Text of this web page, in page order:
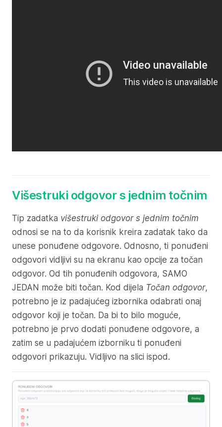
Višestruki odgovor s jednim točnim
Tip zadatka višestruki odgovor s jednim točnim
odnosi se na to da korisnik kreira zadatak tako da
unese ponuđene odgovore. Odnosno, ti ponuđeni
odgovori vidljivi su na ekranu kao opcije za točan
odgovor. Od tih ponuđenih odgovora, SAMO
JEDAN može biti točan. Kod dijela Točan odgovor,
potrebno je iz padajućeg izbornika odabrati onaj
odgovor koji je točan. Da bi to bilo moguće,
potrebno je prvo dodati ponuđene odgovore, a
zatim se u padajućem izborniku ti ponuđeni
odgovori prikazuju. Vidljivo na slici ispod.